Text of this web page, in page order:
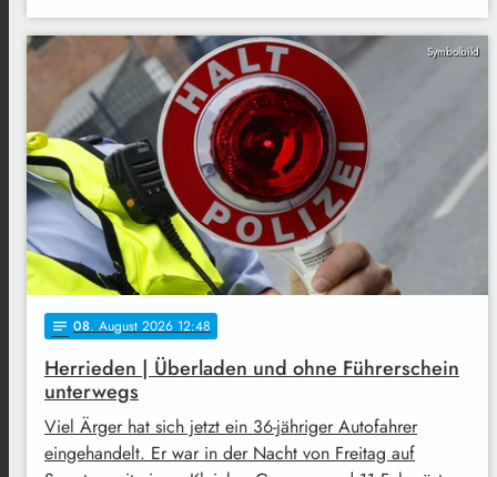
Symbolbild
notes 08. August 2026 12:48
Herrieden | Überladen und ohne Führerschein
unterwegs
Viel Ärger hat sich jetzt ein 36-jähriger Autofahrer
eingehandelt. Er war in der Nacht von Freitag auf